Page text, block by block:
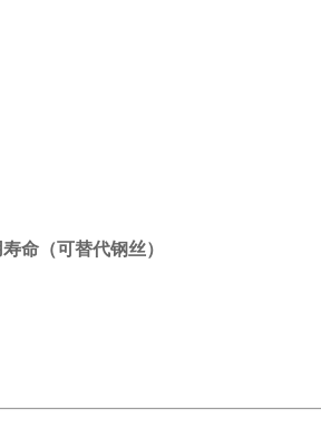
（可替代钢丝）